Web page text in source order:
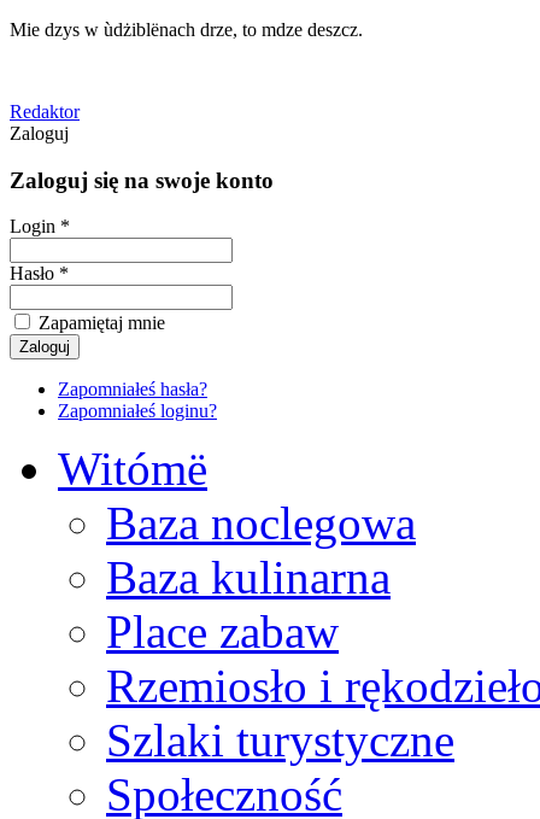
Mie dzys w ùdżiblënach drze, to mdze deszcz.
Redaktor
Zaloguj
Zaloguj się na swoje konto
Login *
Hasło *
Zapamiętaj mnie
Zapomniałeś hasła?
Zapomniałeś loginu?
Witómë
Baza noclegowa
Baza kulinarna
Place zabaw
Rzemiosło i
Szlaki turystyczne
Społeczność